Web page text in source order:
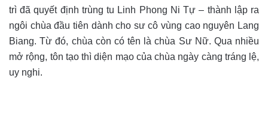
trì đã quyết định trùng tu Linh Phong Ni Tự – thành lập ra
ngôi chùa đầu tiên dành cho sư cô vùng cao nguyên Lang
Biang. Từ đó, chùa còn có tên là chùa Sư Nữ. Qua nhiều
mở rộng, tôn tạo thì diện mạo của chùa ngày càng tráng lệ,
uy nghi.